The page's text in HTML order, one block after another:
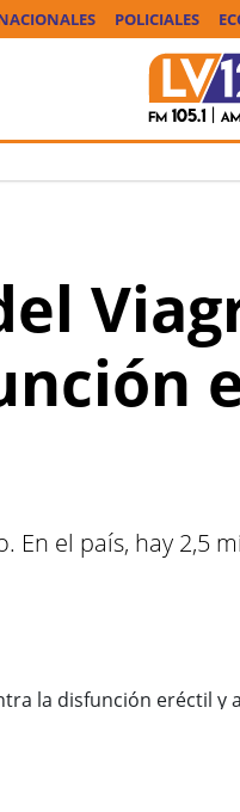
POLICIALES
En el país, hay 2,5